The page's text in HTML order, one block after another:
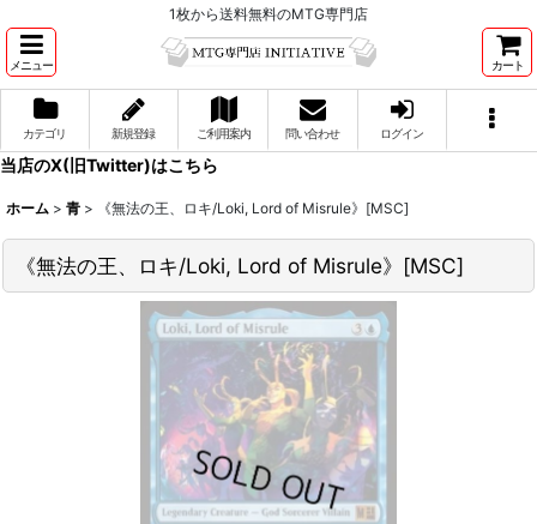
1枚から送料無料のMTG専門店
メニュー カート
カテゴリ 新規登録 ご利用案内 問い合わせ ログイン
当店のX(旧Twitter)はこちら
ホーム > 青 > 《無法の王、ロキ/Loki, Lord of Misrule》[MSC]
《無法の王、ロキ/Loki, Lord of Misrule》[MSC]